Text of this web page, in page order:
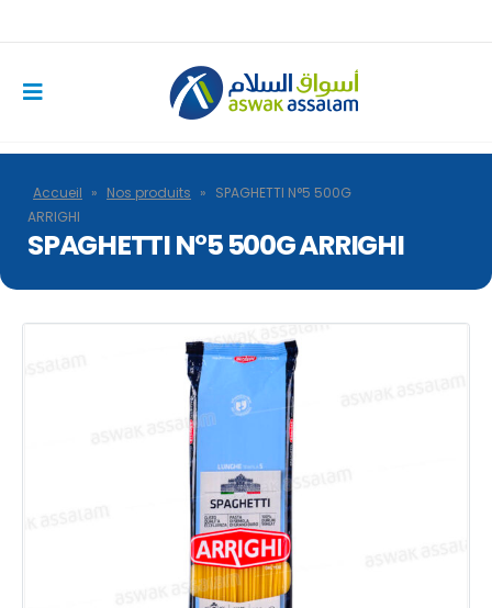
Accueil » Nos produits » SPAGHETTI N°5 500G
ARRIGHI
SPAGHETTI N°5 500G ARRIGHI